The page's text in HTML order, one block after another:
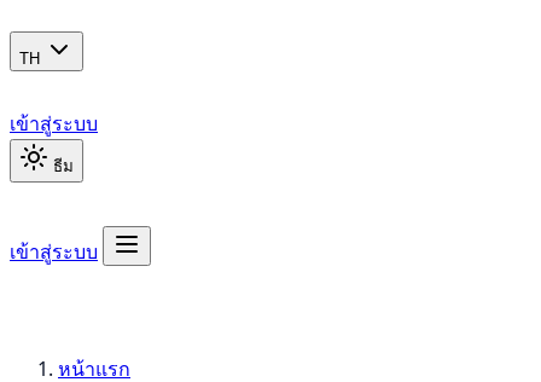
TH
เข้าสู่ระบบ
ธีม
เข้าสู่ระบบ
หน้าแรก